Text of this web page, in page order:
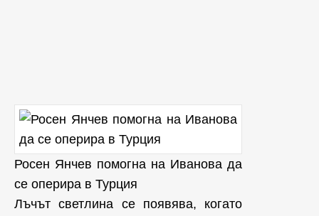
Росен Янчев помогна на Иванова да
се оперира в Турция
Лъчът светлина се появява, когато